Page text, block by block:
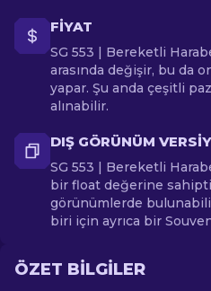
FIYAT
SG 553 | Bereketli
arasında değişir, bu da
yapar. Şu anda çeşitli
alınabilir.
DIŞ GÖRÜNÜM
SG 553 | Bereketli
bir float değerine
görünümlerde
biri için ayrıca bir
ÖZET BILGILER